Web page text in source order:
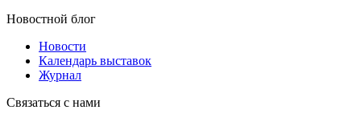
Новостной блог
Новости
Календарь выставок
Журнал
Связаться с нами